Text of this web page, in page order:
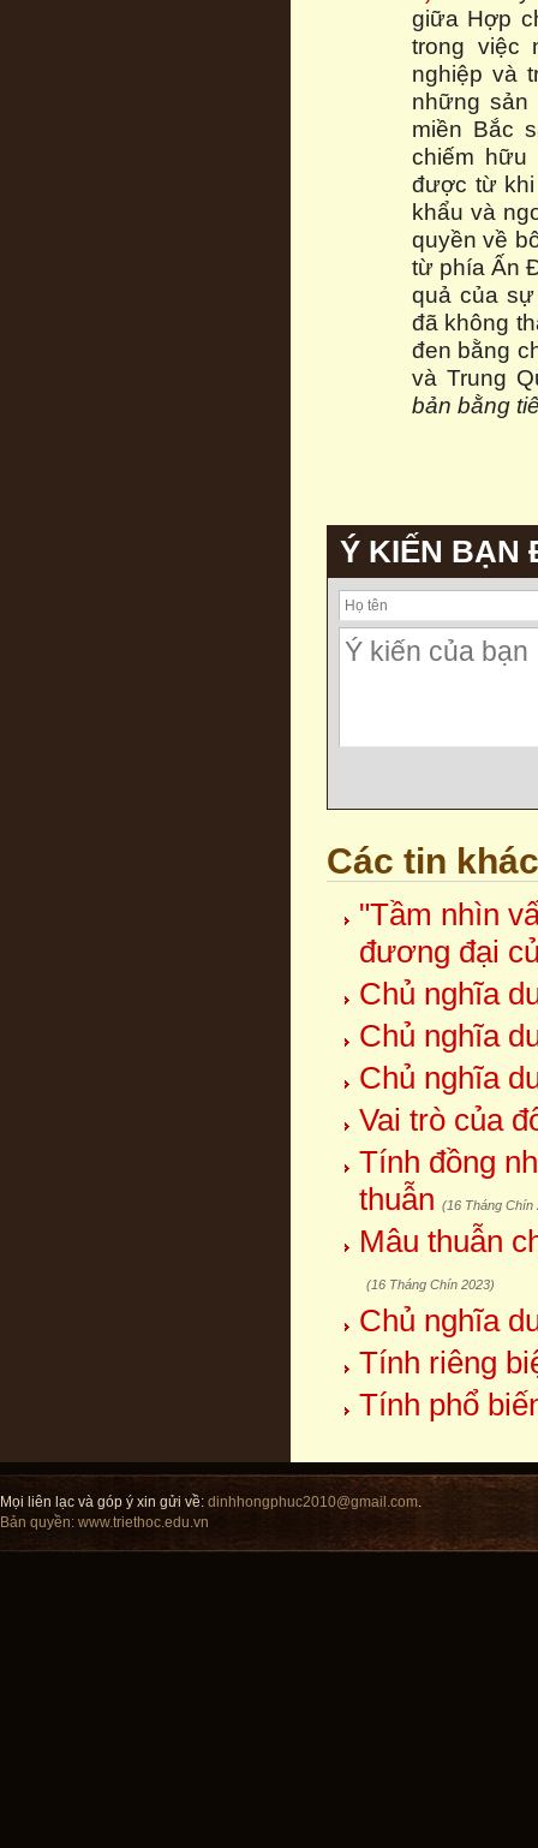
giữa Hợp
trong việc
nghiệp và
những
miền Bắc
chiếm hữu
được từ khi
khẩu và
quyền về
từ phía Ấn
quả của
đã không
đen bằng
và Trung
bản bằng
Ý KIẾN BẠN
Các tin khác
"Tầm nhìn
đương đại
Chủ nghĩa
Chủ nghĩa
Chủ nghĩa
Vai trò của
Tính đồng
thuẫn (16 Tháng Chín
Mâu thuẫn
(16 Tháng Chín 2023)
Chủ nghĩa
Tính riêng
Tính phổ
Mọi liên lạc và góp ý xin gửi về: dinhhongphuc2010@gmail.com.
Bản quyền: www.triethoc.edu.vn